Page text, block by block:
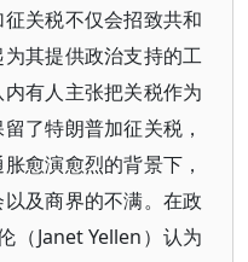
关税不仅会招致共和
其提供政治支持的工
有人主张把关税作为
了特朗普加征关税，
愈演愈烈的背景下，
及商界的不满。在政
（Janet Yellen）认为